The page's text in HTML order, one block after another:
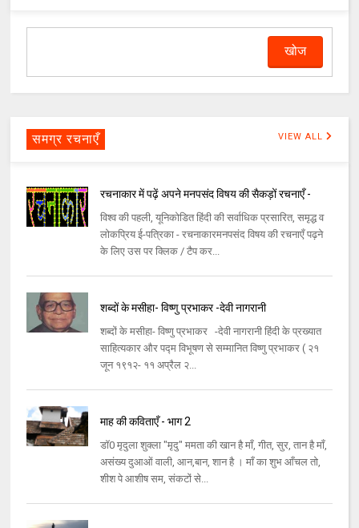
समग्र रचनाएँ VIEW ALL
रचनाकार में पढ़ें अपने मनपसंद विषय की सैकड़ों रचनाएँ -
विश्व की पहली, यूनिकोडित हिंदी की सर्वाधिक प्रसारित, समृद्ध व
लोकप्रिय ई-पत्रिका - रचनाकारमनपसंद विषय की रचनाएँ पढ़ने
के लिए उस पर क्लिक / टैप कर...
शब्दों के मसीहा- विष्णु प्रभाकर -देवी नागरानी
शब्दों के मसीहा- विष्णु प्रभाकर -देवी नागरानी हिंदी के प्रख्यात
साहित्यकार और पद्म विभूषण से सम्मानित विष्णु प्रभाकर ( २१
जून १९१२- ११ अप्रैल २...
माह की कविताएँ - भाग 2
डॉ0 मृदुला शुक्ला "मृदु" ममता की खान है माँ, गीत, सुर, तान है माँ,
असंख्य दुआओं वाली, आन,बान, शान है । माँ का शुभ आँचल तो,
शीश पे आशीष सम, संकटों से...